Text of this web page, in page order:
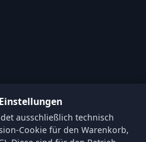
ausschließlich technisch
Cookie für den Warenkorb,